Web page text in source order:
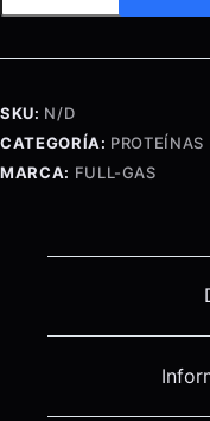
Whey
-
cantidad
SKU: N/D
CATEGORÍA: PROTEÍNAS
MARCA: FULL-GAS